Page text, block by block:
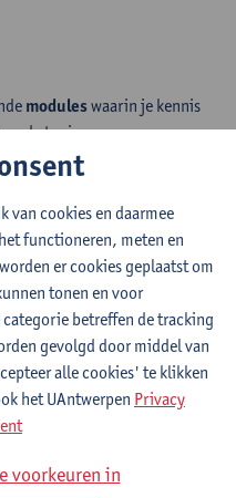
moduleswaarin je kennis
topics:
in de wegenbouw
in de
Public Procurement en
(omtrent structurele
alignement, het
elementen, veiligheid en
de praktijk
als deel van kwaliteit- en
van cookies en daarmee
functioneren, meten en
er cookies geplaatst om
tonen en voor
betreffen de tracking
gevolgd door middel van
alle cookies' te klikken
het UAntwerpen Privacy
voorkeuren in